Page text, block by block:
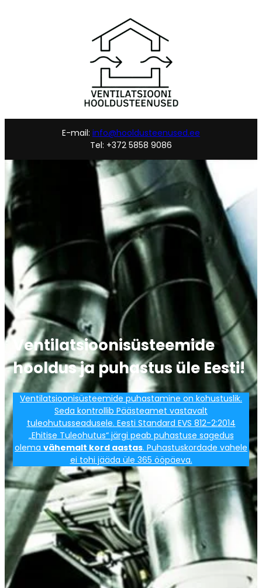
E-mail: info@hooldusteenused.ee
Tel: +372 5858 9086
Ventilatsioonisüsteemide
hooldus ja puhastus üle Eesti!
Ventilatsioonisüsteemide puhastamine on kohustuslik.
Seda kontrollib Päästeamet vastavalt
tuleohutusseadusele. Eesti Standard EVS 812-2:2014
„Ehitise Tuleohutus“ järgi peab puhastuse sagedus
olema vähemalt kord aastas. Puhastuskordade vahele
ei tohi jääda üle 365 ööpäeva.